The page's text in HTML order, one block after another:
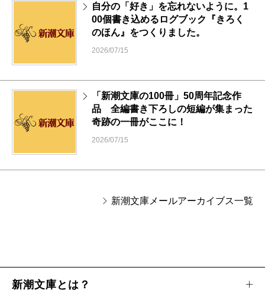
自分の「好き」を忘れないように。1
00個書き込めるログブック『きろく
のほん』をつくりました。
2026/07/15
「新潮文庫の100冊」50周年記念作
品 全編書き下ろしの短編が集まった
奇跡の一冊がここに！
2026/07/15
新潮文庫メールアーカイブス一覧
新潮文庫とは？